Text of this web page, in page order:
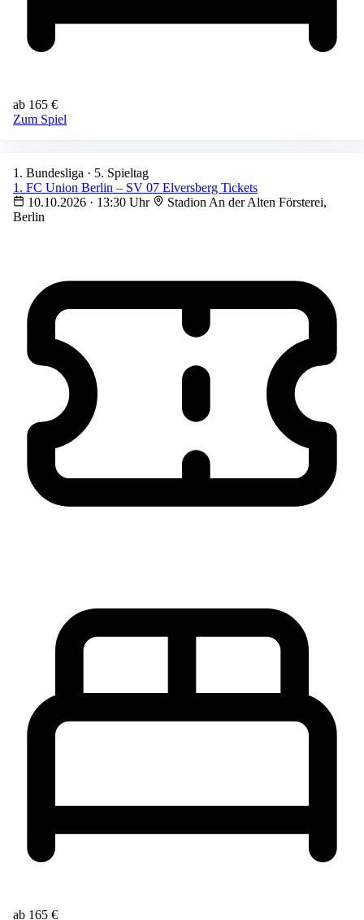
ab 165 €
Zum Spiel
1. Bundesliga · 5. Spieltag
1. FC Union Berlin – SV 07 Elversberg Tickets
10.10.2026 · 13:30 Uhr
Stadion An der Alten Försterei,
Berlin
ab 165 €